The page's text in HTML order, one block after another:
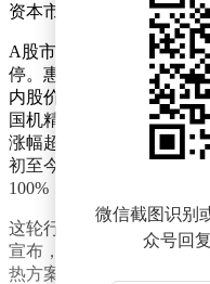
资本市场的新宠。
A股市场上的培育钻石板
停。惠丰钻石成为领涨龙
内股价翻倍，过去五个交
国机精工、黄河旋风等公
涨幅超过7%，四方达、
初至今，英诺激光、力量
100%，四方达累计涨幅更
这轮行情的爆发与AI芯片
宣布，其下一代GPU芯片
热方案。随后，其合作伙
微信截图识别
众号回